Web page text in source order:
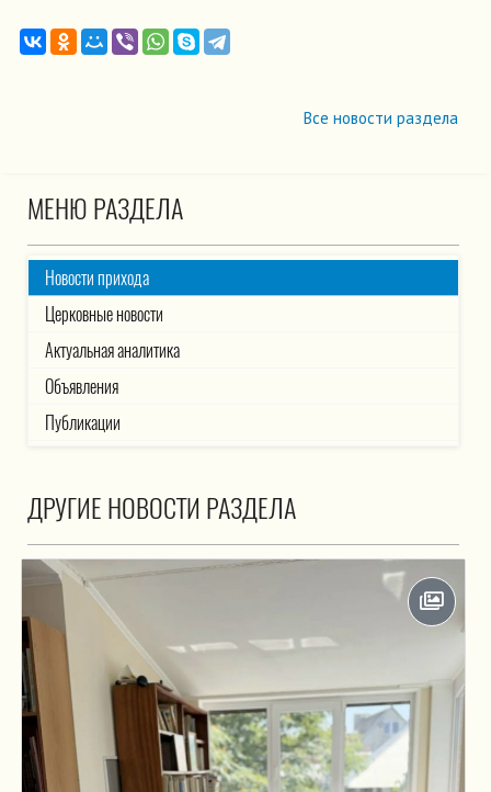
Все новости раздела
МЕНЮ РАЗДЕЛА
Новости прихода
Церковные новости
Актуальная аналитика
Объявления
Публикации
ДРУГИЕ НОВОСТИ РАЗДЕЛА